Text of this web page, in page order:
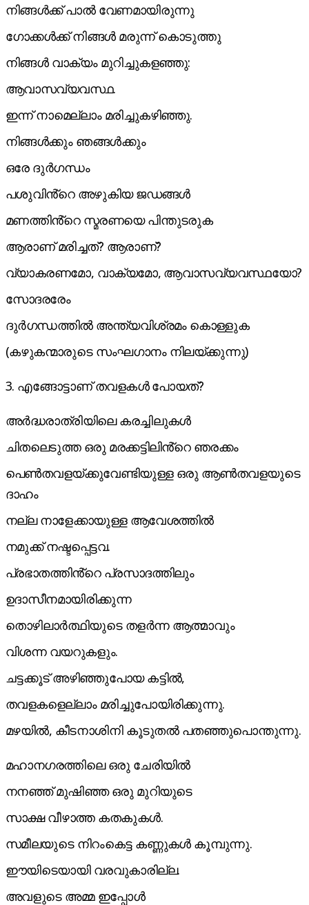
നിങ്ങൾക്ക് പാൽ വേണമായിരുന്നു
ഗോക്കൾക്ക് നിങ്ങൾ മരുന്ന് കൊടുത്തു
നിങ്ങൾ വാക്യം മുറിച്ചുകളഞ്ഞു:
ആവാസവ്യവസ്ഥ.
ഇന്ന് നാമെല്ലാം മരിച്ചുകഴിഞ്ഞു.
നിങ്ങൾക്കും ഞങ്ങൾക്കും
ഒരേ ദുർഗന്ധം
പശുവിൻ്റെ അഴുകിയ ജഡങ്ങൾ
മണത്തിൻ്റെ സ്മരണയെ പിന്തുടരുക
ആരാണ് മരിച്ചത്? ആരാണ്?
വ്യാകരണമോ, വാക്യമോ, ആവാസവ്യവസ്ഥയോ?
സോദരരേം
ദുർഗന്ധത്തിൽ അന്ത്യവിശ്രമം കൊള്ളുക
(കഴുകന്മാരുടെ സംഘഗാനം നിലയ്ക്കുന്നു)
3. എങ്ങോട്ടാണ് തവളകൾ പോയത്?
അർദ്ധരാത്രിയിലെ കരച്ചിലുകൾ
ചിതലെടുത്ത ഒരു മരക്കട്ടിലിൻ്റെ ഞരക്കം
പെൺതവളയ്ക്കുവേണ്ടിയുള്ള ഒരു ആൺതവളയുടെ
ദാഹം
നല്ല നാളേക്കായുള്ള ആവേശത്തിൽ
നമുക്ക് നഷ്ടപ്പെട്ടവ.
പ്രഭാതത്തിൻ്റെ പ്രസാദത്തിലും
ഉദാസീനമായിരിക്കുന്ന
തൊഴിലാർത്ഥിയുടെ തളർന്ന ആത്മാവും
വിശന്ന വയറുകളും.
ചട്ടക്കൂട് അഴിഞ്ഞുപോയ കട്ടിൽ,
തവളകളെല്ലാം മരിച്ചുപോയിരിക്കുന്നു.
മഴയിൽ, കീടനാശിനി കൂടുതൽ പതഞ്ഞുപൊന്തുന്നു.
മഹാനഗരത്തിലെ ഒരു ചേരിയിൽ
നനഞ്ഞ് മുഷിഞ്ഞ ഒരു മുറിയുടെ
സാക്ഷ വീഴാത്ത കതകുകൾ.
സമീലയുടെ നിറംകെട്ട കണ്ണുകൾ കൂമ്പുന്നു.
ഈയിടെയായി വരവുകാരില്ല.
അവളുടെ അമ്മ ഇപ്പോൾ